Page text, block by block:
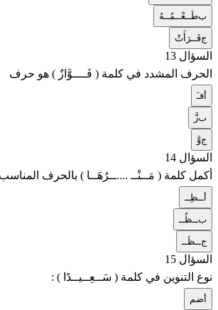
بطَــعْــمُــهُ
جقَــرَأَتْ
السؤال 13
الحرف المشدد في كلمة ( فَــــوَّازٌ ) هو حرف
فـَ
بزَّ
جوَّ
السؤال 14
أكمل كلمة ( مَــنْــ ....ــرُهَــا ) بالحرف المناسب
ــظِــ
بــظُــ
جــظَــ
السؤال 15
نوع التنوين في كلمة ( سَــعِــيــدًا ) :
ضم